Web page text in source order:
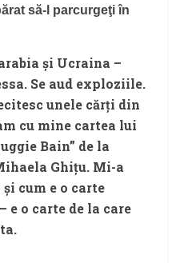
să-l parcurgeţi în
şi Ucraina –
Se aud exploziile.
unele cărţi din
cu mine cartea lui
Bain” de la
Ghiţu. Mi-a
cum e o carte
e o carte de la care